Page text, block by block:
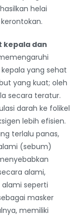
helai
kepala dan
yang sehat
yang kuat; oleh
secara teratur.
darah ke folikel
lebih efisien.
terlalu panas,
(sebum)
alami,
seperti
masker
memiliki